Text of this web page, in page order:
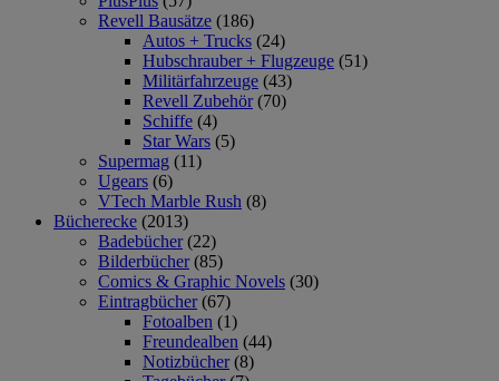
Revell Bausätze (186)
Autos + Trucks (24)
Hubschrauber + Flugzeuge (51)
Militärfahrzeuge (43)
Revell Zubehör (70)
Schiffe (4)
Star Wars (5)
Supermag (11)
Ugears (6)
VTech Marble Rush (8)
Bücherecke (2013)
Badebücher (22)
Bilderbücher (85)
Comics & Graphic Novels (30)
Eintragbücher (67)
Fotoalben (1)
Freundealben (44)
Notizbücher (8)